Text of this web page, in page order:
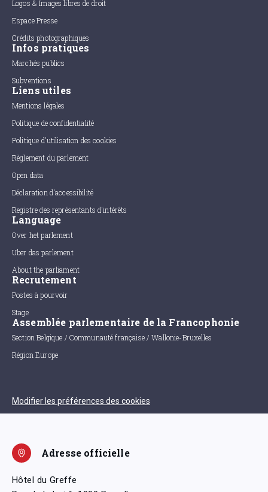
Logos & Images libres de droit
Espace Presse
Crédits photographiques
Infos pratiques
Marchés publics
Subventions
Liens utiles
Mentions légales
Politique de confidentialité
Politique d'utilisation des cookies
Règlement du parlement
Open data
Déclaration d'accessibilité
Registre des représentants d'intérêts
Language
Over het parlement
Uber das parlement
About the parliament
Recrutement
Postes à pourvoir
Stage
Assemblée parlementaire de la Francophonie
Section Belgique / Communauté française / Wallonie-Bruxelles
Région Europe
Modifier les préférences des cookies
Adresse officielle
Hôtel du Greffe